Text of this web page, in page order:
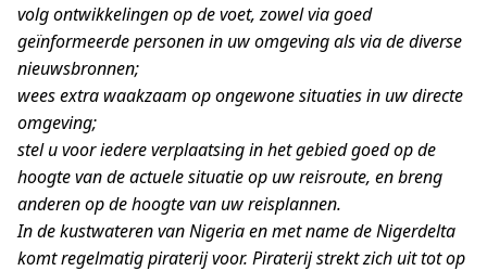
volg ontwikkelingen op de voet, zowel via goed
geïnformeerde personen in uw omgeving als via de diverse
nieuwsbronnen;
wees extra waakzaam op ongewone situaties in uw directe
omgeving;
stel u voor iedere verplaatsing in het gebied goed op de
hoogte van de actuele situatie op uw reisroute, en breng
anderen op de hoogte van uw reisplannen.
In de kustwateren van Nigeria en met name de Nigerdelta
komt regelmatig piraterij voor. Piraterij strekt zich uit tot op